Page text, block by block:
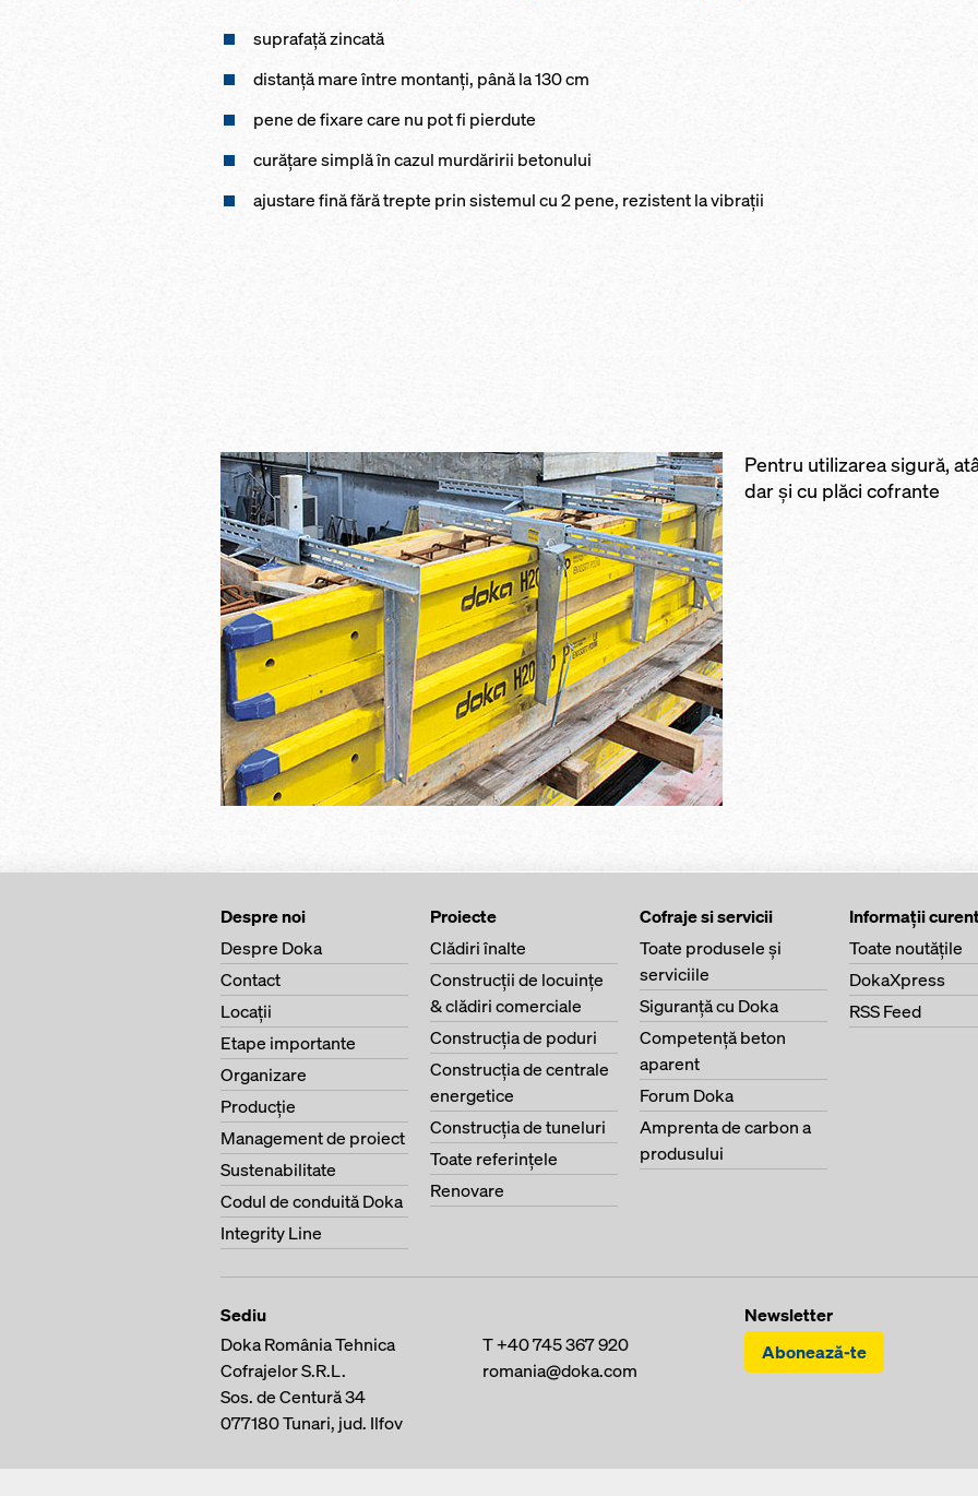
suprafaţă zincată
distanţă mare între montanţi, până la 130 cm
pene de fixare care nu pot fi pierdute
curăţare simplă în cazul murdăririi betonului
ajustare fină fără trepte prin sistemul cu 2 pene, rezistent la vibraţii
Pentru utilizarea sigură,
dar şi cu plăci cofrante
Despre noi
Despre Doka
Contact
Locaţii
Etape importante
Organizare
Producţie
Management de proiect
Sustenabilitate
Codul de conduită Doka
Integrity Line
Proiecte
Clădiri înalte
Construcţii de locuinţe
& clădiri comerciale
Construcţia de poduri
Construcţia de centrale
energetice
Construcţia de tuneluri
Toate referinţele
Renovare
Cofraje si servicii
Toate produsele şi
serviciile
Siguranţă cu Doka
Competenţă beton
aparent
Forum Doka
Amprenta de carbon a
produsului
Informaţii
Toate noutăţile
DokaXpress
RSS Feed
Sediu
Doka România Tehnica
Cofrajelor S.R.L.
Sos. de Centură 34
077180Tunari, jud. Ilfov
T+40 745 367 920
romania@doka.com
Newsletter
Abonează-te